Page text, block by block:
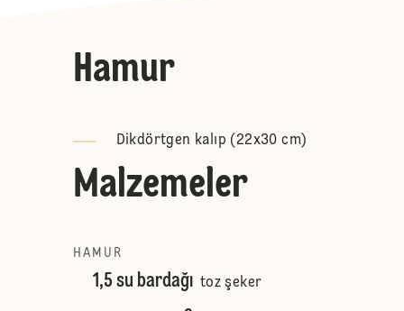
Hamur
Dikdörtgen kalıp (22x30 cm)
Malzemeler
HAMUR
1,5 su bardağı toz şeker